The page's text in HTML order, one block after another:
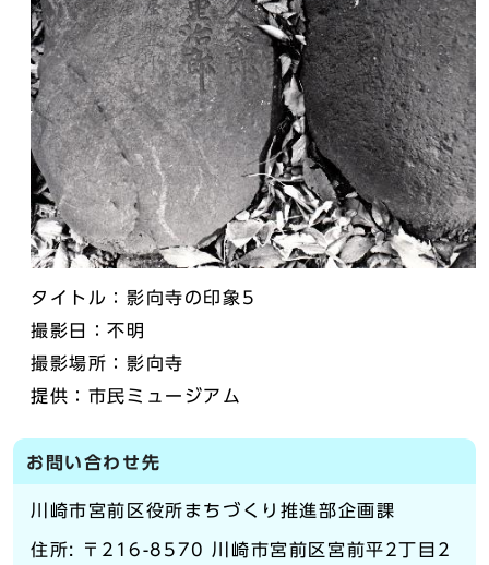
タイトル：影向寺の印象5
撮影日：不明
撮影場所：影向寺
提供：市民ミュージアム
お問い合わせ先
川崎市宮前区役所まちづくり推進部企画課
住所: 〒216-8570 川崎市宮前区宮前平2丁目2